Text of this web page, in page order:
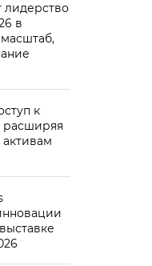
лидерство
в
к
расширяя